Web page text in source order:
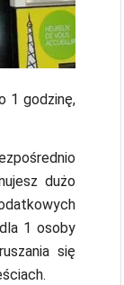
1 godzinę,
dużo
1 osoby
się